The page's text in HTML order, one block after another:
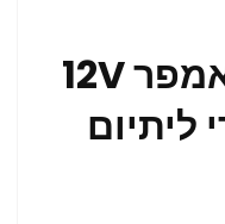
סיטק מטען 2.3 אמפר 12V